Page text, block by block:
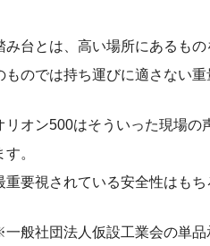
み台とは、高い場所にあるも
ものでは持ち運びに適さない
リオン500はそういった現場の
す。
重要視されている安全性はも
般社団法人仮設工業会の単品